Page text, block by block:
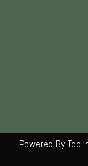
Powered By Top